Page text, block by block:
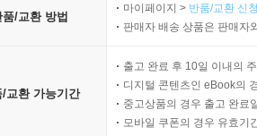
품/교환 방법
마이페이지 > 반품/교환 신
판매자 배송 상품은 판매자
/교환 가능기간
출고 완료 후 10일 이내의
디지털 콘텐츠인 eBook의
중고상품의 경우 출고 완료
모바일 쿠폰의 경우 유효기